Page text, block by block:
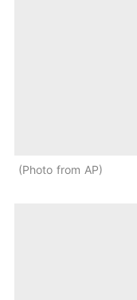
Photo from AP